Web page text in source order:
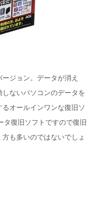
ジョン。データが消え
ないパソコンのデータを
オールインワンな復旧ソ
タ復旧ソフトですので復旧
も多いのではないでしょ